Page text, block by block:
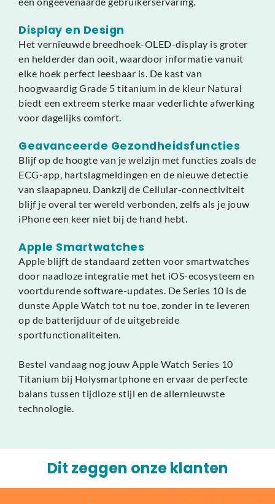
Display en Design
Het vernieuwde breedhoek-OLED-display is groter
en helderder dan ooit, waardoor informatie vanuit
elke hoek perfect leesbaar is. De kast van
hoogwaardig Grade 5 titanium in de kleur Natural
biedt een extreem sterke maar vederlichte afwerking
voor dagelijks comfort.
Geavanceerde Gezondheidsfuncties
Blijf op de hoogte van je welzijn met functies zoals de
ECG-app, hartslagmeldingen en de nieuwe detectie
van slaapapneu. Dankzij de Cellular-connectiviteit
blijf je overal ter wereld verbonden, zelfs als je jouw
iPhone een keer niet bij de hand hebt.
Apple Smartwatches
Apple blijft de standaard zetten voor smartwatches
door naadloze integratie met het iOS-ecosysteem en
voortdurende software-updates. De Series 10 is de
dunste Apple Watch tot nu toe, zonder in te leveren
op de batterijduur of de uitgebreide
sportfunctionaliteiten.
Bestel vandaag nog jouw Apple Watch Series 10
Titanium bij Holysmartphone en ervaar de perfecte
balans tussen tijdloze stijl en de allernieuwste
technologie.
Dit zeggen onze klanten